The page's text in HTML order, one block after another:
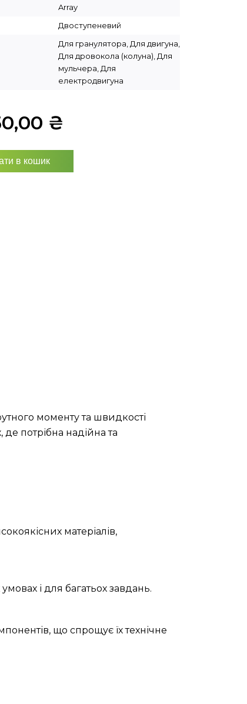
Array
Двоступеневий
Для гранулятора, Для двигуна,
Для дровокола (колуна), Для
мульчера, Для
електродвигуна
₴
в кошик
моменту та швидкості
потрібна надійна та
матеріалів,
і для багатьох завдань.
що спрощує їх технічне